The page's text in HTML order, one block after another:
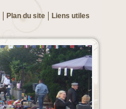
Liens utiles
Plan du site